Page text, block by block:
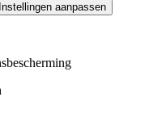
Instellingen aanpassen